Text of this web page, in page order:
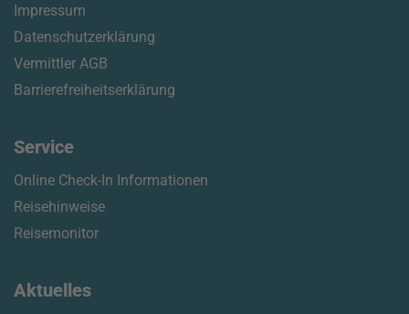
Impressum
Datenschutzerklärung
Vermittler AGB
Barrierefreiheitserklärung
Service
Online Check-In Informationen
Reisehinweise
Reisemonitor
Aktuelles